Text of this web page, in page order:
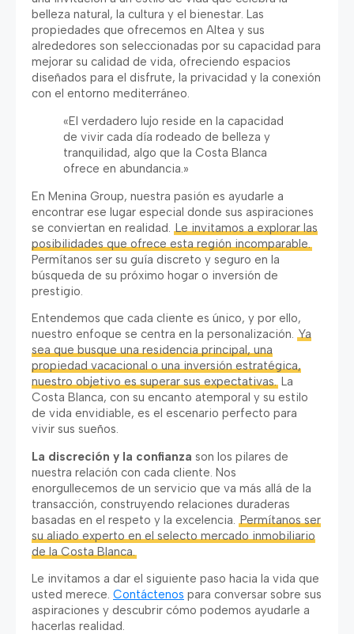
belleza natural, la cultura y el bienestar. Las
propiedades que ofrecemos en Altea y sus
alrededores son seleccionadas por su capacidad para
mejorar su calidad de vida, ofreciendo espacios
diseñados para el disfrute, la privacidad y la conexión
con el entorno mediterráneo.
«El verdadero lujo reside en la capacidad
de vivir cada día rodeado de belleza y
tranquilidad, algo que la Costa Blanca
ofrece en abundancia.»
En Menina Group, nuestra pasión es ayudarle a
encontrar ese lugar especial donde sus aspiraciones
se conviertan en realidad. Le invitamos a explorar las
posibilidades que ofrece esta región incomparable.
Permítanos ser su guía discreto y seguro en la
búsqueda de su próximo hogar o inversión de
prestigio.
Entendemos que cada cliente es único, y por ello,
nuestro enfoque se centra en la personalización. Ya
sea que busque una residencia principal, una
propiedad vacacional o una inversión estratégica,
nuestro objetivo es superar sus expectativas.La
Costa Blanca, con su encanto atemporal y su estilo
de vida envidiable, es el escenario perfecto para
vivir sus sueños.
La discreción y la confianza son los pilares de
nuestra relación con cada cliente. Nos
enorgullecemos de un servicio que va más allá de la
transacción, construyendo relaciones duraderas
basadas en el respeto y la excelencia. Permítanos ser
su aliado experto en el selecto mercado inmobiliario
de la Costa Blanca.
Le invitamos a dar el siguiente paso hacia la vida que
usted merece. Contáctenos para conversar sobre sus
aspiraciones y descubrir cómo podemos ayudarle a
hacerlas realidad.